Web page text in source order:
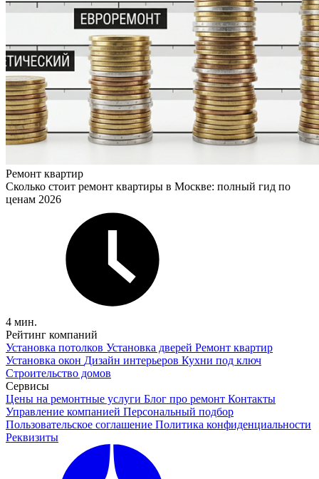
Ремонт квартир
Сколько стоит ремонт квартиры в Москве: полный гид по
ценам 2026
4 мин.
Рейтинг компаний
Установка потолков Установка дверей Ремонт квартир
Установка окон Дизайн интерьеров Кухни под ключ
Строительство домов
Сервисы
Цены на ремонтные услуги Блог про ремонт Контакты
Управление компанией Персональный подбор
Пользовательское соглашение Политика конфиденциальности
Реквизиты